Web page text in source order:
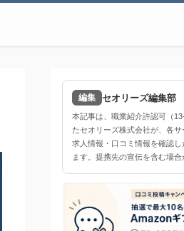
編集 セオリーズ編集部
本記事は、職業紹介許認可（
たセオリーズ株式会社が、各サ
求人情報・口コミ情報を確認
ます。提携先の宣伝を含む場合